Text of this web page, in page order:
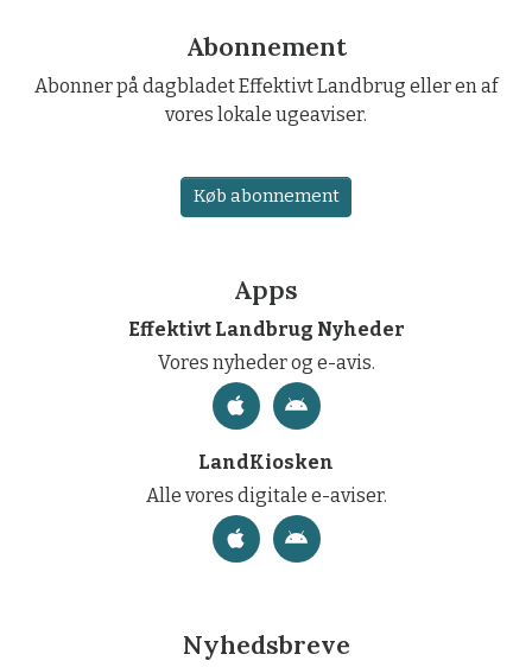
Abonnement
Abonner på dagbladet Effektivt Landbrug eller en af
vores lokale ugeaviser.
Køb abonnement
Apps
Effektivt Landbrug Nyheder
Vores nyheder og e-avis.
LandKiosken
Alle vores digitale e-aviser.
Nyhedsbreve